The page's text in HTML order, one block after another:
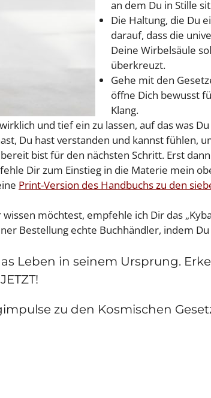
an dem Du in Stille
Die Haltung, die Du
darauf, dass die
Deine Wirbelsäule
überkreuzt.
Gehe mit den
öffne Dich bewusst
Klang.
und tief ein zu lassen, auf das was
Du hast verstanden und kannst fühlen,
bist für den nächsten Schritt. Erst
Dir zum Einstieg in die Materie mein
Print-Version des Handbuchs zu den
möchtest, empfehle ich Dir das
Bestellung echte Buchhändler, indem Du
Leben in seinem Ursprung.
zu den Kosmischen